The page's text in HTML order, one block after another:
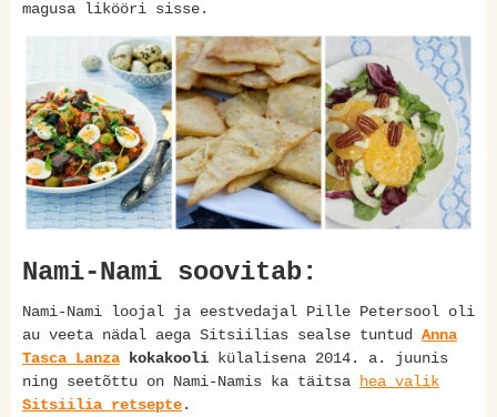
magusa likööri sisse.
Nami-Nami soovitab:
Nami-Nami loojal ja eestvedajal Pille Petersool oli
au veeta nädal aega Sitsiilias sealse tuntud Anna
Tasca Lanza kokakooli külalisena 2014. a. juunis
ning seetõttu on Nami-Namis ka täitsa
hea valik
Sitsiilia retsepte.